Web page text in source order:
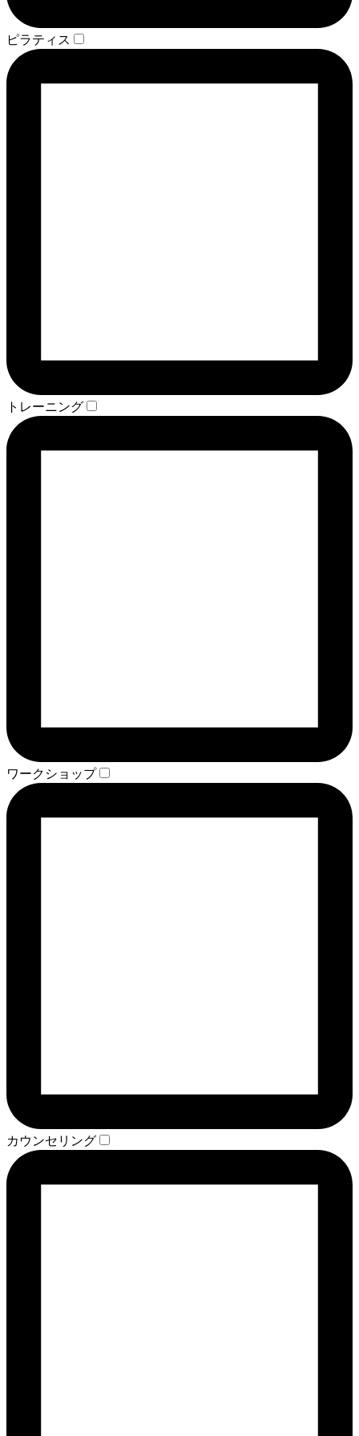
ピラティス
トレーニング
ワークショップ
カウンセリング